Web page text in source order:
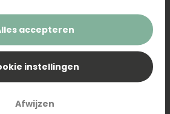
Sanseveria
accepteren
instellingen
Afwijzen